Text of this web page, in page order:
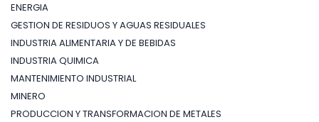
ENERGIA
GESTION DE RESIDUOS Y AGUAS RESIDUALES
INDUSTRIA ALIMENTARIA Y DE BEBIDAS
INDUSTRIA QUIMICA
MANTENIMIENTO INDUSTRIAL
MINERO
PRODUCCION Y TRANSFORMACION DE METALES